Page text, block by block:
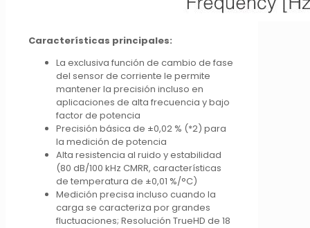
Características principales:
La exclusiva función de cambio de fase
del sensor de corriente le permite
mantener la precisión incluso en
aplicaciones de alta frecuencia y bajo
factor de potencia
Precisión básica de ±0,02 % (*2) para
la medición de potencia
Alta resistencia al ruido y estabilidad
(80 dB/100 kHz CMRR, características
de temperatura de ±0,01 %/°C)
Medición precisa incluso cuando la
carga se caracteriza por grandes
fluctuaciones; Resolución TrueHD de 18